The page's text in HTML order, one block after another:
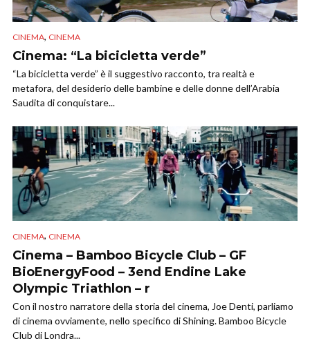
CINEMA, CINEMA
Cinema: “La bicicletta verde”
“La bicicletta verde” è il suggestivo racconto, tra realtà e
metafora, del desiderio delle bambine e delle donne dell’Arabia
Saudita di conquistare...
CINEMA, CINEMA
Cinema – Bamboo Bicycle Club – GF
BioEnergyFood – 3end Endine Lake
Olympic Triathlon – r
Con il nostro narratore della storia del cinema, Joe Denti, parliamo
di cinema ovviamente, nello specifico di Shining. Bamboo Bicycle
Club di Londra...